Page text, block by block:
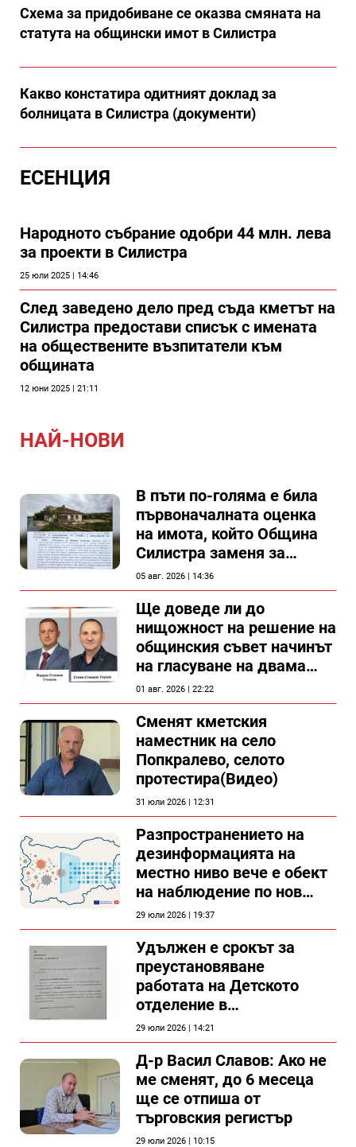
Схема за придобиване се оказва смяната на
статута на общински имот в Силистра
Какво констатира одитният доклад за
болницата в Силистра (документи)
ЕСЕНЦИЯ
Народното събрание одобри 44 млн. лева
за проекти в Силистра
25 юли 2025 | 14:46
След заведено дело пред съда кметът на
Силистра предостави списък с имената
на обществените възпитатели към
общината
12 юни 2025 | 21:11
НАЙ-НОВИ
В пъти по-голяма е била
първоначалната оценка
на имота, който Община
Силистра заменя за
спирка, показват
документи
05 авг. 2026 | 14:36
Ще доведе ли до
нищожност на решение на
общинския съвет начинът
на гласуване на двама
съветници в Силистра?
01 авг. 2026 | 22:22
Сменят кметския
наместник на село
Попкралево, селото
протестира(Видео)
31 юли 2026 | 12:31
Разпространението на
дезинформацията на
местно ниво вече е обект
на наблюдение по нов
проект
29 юли 2026 | 19:37
Удължен е срокът за
преустановяване
работата на Детското
отделение в
силистренската болница
29 юли 2026 | 14:21
Д-р Васил Славов: Ако не
ме сменят, до 6 месеца
ще се отпиша от
търговския регистър
29 юли 2026 | 10:15